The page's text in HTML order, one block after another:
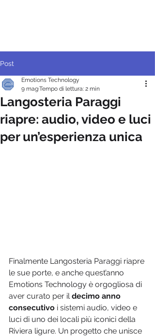
Post
Langosteria Paraggi
riapre: audio, video e luci
per un’esperienza unica
Emotions Technology
9 magTempo di lettura: 2 min
Finalmente Langosteria Paraggi riapre
le sue porte, e anche quest’anno
Emotions Technology è orgogliosa di
aver curato per il decimo anno
consecutivo i sistemi audio, video e
luci di uno dei locali più iconici della
Riviera ligure. Un progetto che unisce